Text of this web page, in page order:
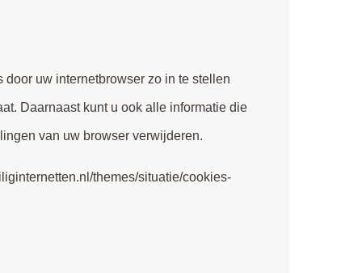
uw internetbrowser zo in te stellen
Daarnaast kunt u ook alle informatie die
van uw browser verwijderen.
themes/situatie/cookies-